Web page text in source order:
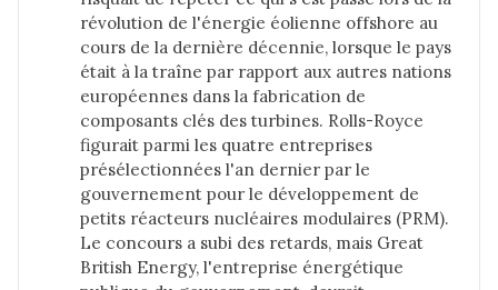
révolution de l'énergie éolienne offshore au
cours de la dernière décennie, lorsque le pays
était à la traîne par rapport aux autres nations
européennes dans la fabrication de
composants clés des turbines. Rolls-Royce
figurait parmi les quatre entreprises
présélectionnées l'an dernier par le
gouvernement pour le développement de
petits réacteurs nucléaires modulaires (PRM).
Le concours a subi des retards, mais Great
British Energy, l'entreprise énergétique